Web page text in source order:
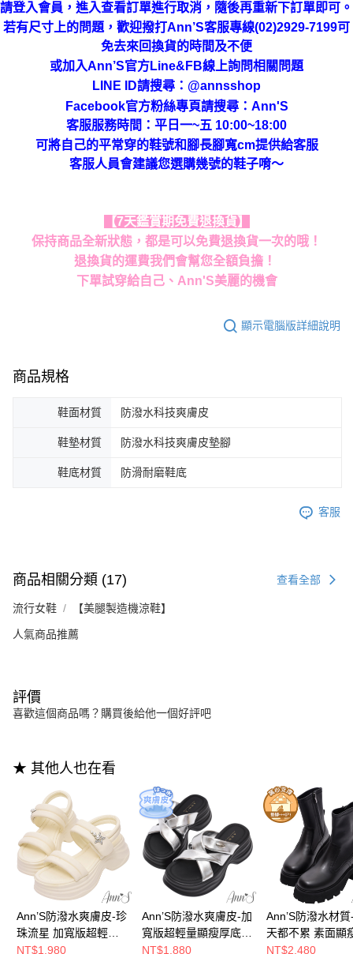
請登入會員，進入查看訂單進行取消，隨後再重新下訂單即可。
若有尺寸上的問題，歡迎撥打Ann’S客服專線(02)2929-7199可
免去來回換貨的時間及不便
或加入Ann’S官方Line&FB線上詢問相關問題
LINE ID請搜尋 ： @annsshop
Facebook官方粉絲專頁請搜尋：Ann'S
客服服務時間：平日一~五 10:00~18:00
可將自己的平常穿的鞋號和腳長腳寬cm提供給客服
客服人員會建議您選購幾號的鞋子唷～
【7天鑑賞期免費退換貨】
保持商品全新狀態，都是可以免費退換貨一次的哦！
退換貨的運費我們會幫您全額負擔！
下單試穿給自己、Ann'S美麗的機會
顯示電腦版詳細說明
商品規格
鞋面材質 防潑水科技爽膚皮
鞋墊材質 防潑水科技爽膚皮墊腳
鞋底材質 防滑耐磨鞋底
客服
商品相關分類 (17) 查看全部
流行女鞋 【美腿製造機涼鞋】
人氣商品推薦
評價
喜歡這個商品嗎？購買後給他一個好評吧
★ 其他人也在看
Ann’S防潑水爽膚皮-珍
珠流星 加寬版超輕量
顯瘦厚底涼鞋6cm-米
NT$1,980
Ann’S防潑水爽膚皮-加
寬版超輕量顯瘦厚底涼
拖鞋6cm-銀
NT$1,880
Ann’S防潑水材
天都不累 素面顯
靴6cm-黑
NT$2,480